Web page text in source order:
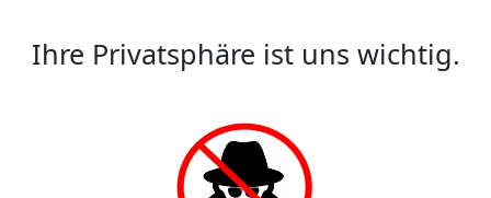
Ihre Privatsphäre ist uns wichtig.